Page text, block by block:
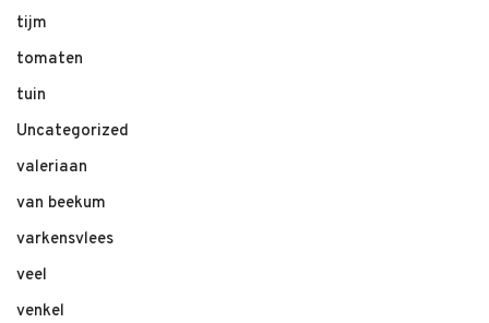
tijm
tomaten
tuin
Uncategorized
valeriaan
van beekum
varkensvlees
veel
venkel